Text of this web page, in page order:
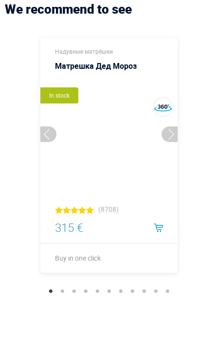
We recommend to see
Надувные матрёшки
Матрешка Дед Мороз
In stock
(8708)
315 €
Buy in one click